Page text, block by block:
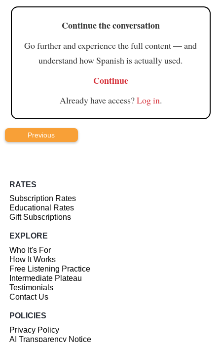
Continue the conversation
Go further and experience the full content — and
understand how Spanish is actually used.
Continue
Already have access?Log in.
Previous
RATES
Subscription Rates
Educational Rates
Gift Subscriptions
EXPLORE
Who It's For
How It Works
Free Listening Practice
Intermediate Plateau
Testimonials
Contact Us
POLICIES
Privacy Policy
AI Transparency Notice